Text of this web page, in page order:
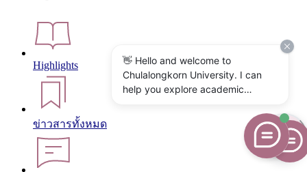
Highlights
ข่าวสารทั้งหมด
👋 Hello and welcome to
Chulalongkorn University. I can
help you explore academic